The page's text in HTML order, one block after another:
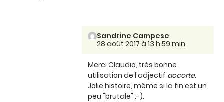
Sandrine Campese
28 août 2017 à 13 h 59 min
Merci Claudio, très bonne
utilisation de l'adjectif accorte.
Jolie histoire, même si la fin est un
peu "brutale" :-).